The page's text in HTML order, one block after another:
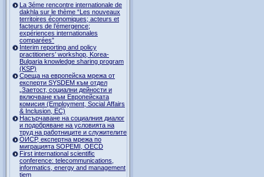
La 3éme rencontre internationale de
dakhla sur le thème “Les nouveaux
territoires économiques; acteurs et
facteurs de l’émergence;
expériences internationales
comparées”
Interim reporting and policy
practitioners’ workshop, Korea-
Bulgaria knowledge sharing program
(KSP)
Среща на европейска мрежа от
експерти SYSDEM към отдел
„Заетост, социални дейности и
включване към Европейската
комисия (Employment, Social Affairs
& Inclusion, ЕС)
Насърчаване на социалния диалог
и подобряване на условията на
труд на работниците и служителите
ОИСР, експертна мрежа по
миграцията SOPEMI, OECD
First international scientific
conference: telecommunications,
informatics, energy and management
tiem